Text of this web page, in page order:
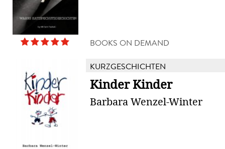
BOOKS ON DEMAND
KURZGESCHICHTEN
Kinder Kinder
Barbara Wenzel-Winter